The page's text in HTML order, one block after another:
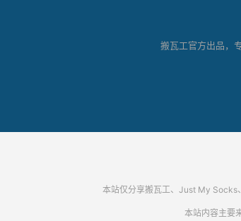
搬瓦工官方出品，
本站仅分享搬瓦工、Just My Socks
本站内容主要